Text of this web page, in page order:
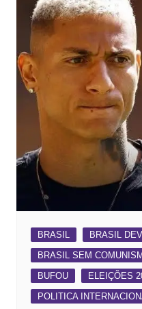
BRASIL
BRASIL
BRASIL SEM
BUFOU
ELEIÇÕES
POLITICA